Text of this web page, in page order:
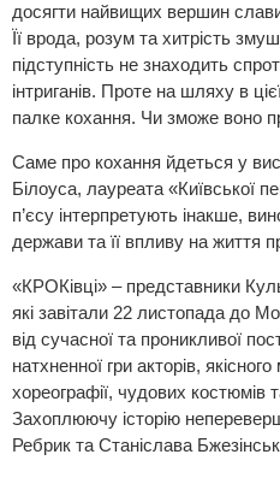
досягти найвищих вершин
Її врода, розум та хитрість
підступність не знаходить
інтриганів. Проте на шляху в
палке кохання. Чи зможе воно
Саме про кохання йдеться у
Білоуса, лауреата «Київської
п’єсу інтерпретують інакше,
держави та її впливу на життя
«КРОКівці» – представники
які завітали 22 листопада до
від сучасної та проникливої
натхненної гри акторів,
хореографії, чудових костюмів
Захоплюючу історію
Ребрик та Станіслава